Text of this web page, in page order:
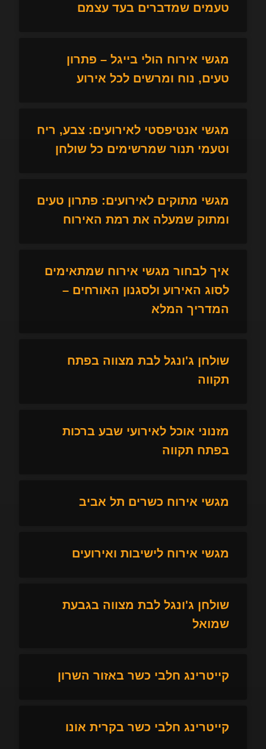
טעמים שמדברים בעד עצמם
מגשי אירוח הולי בייגל – פתרון
טעים, נוח ומרשים לכל אירוע
מגשי אנטיפסטי לאירועים: צבע, ריח
וטעמי תנור שמרשימים כל שולחן
מגשי מתוקים לאירועים: פתרון טעים
ומתוק שמעלה את רמת האירוח
איך לבחור מגשי אירוח שמתאימים
לסוג האירוע ולסגנון האורחים –
המדריך המלא
שולחן ג'ונגל לבת מצווה בפתח
תקווה
מזנוני אוכל לאירועי שבע ברכות
בפתח תקווה
מגשי אירוח כשרים תל אביב
מגשי אירוח לישיבות ואירועים
שולחן ג'ונגל לבת מצווה בגבעת
שמואל
קייטרינג חלבי כשר באזור השרון
קייטרינג חלבי כשר בקרית אונו